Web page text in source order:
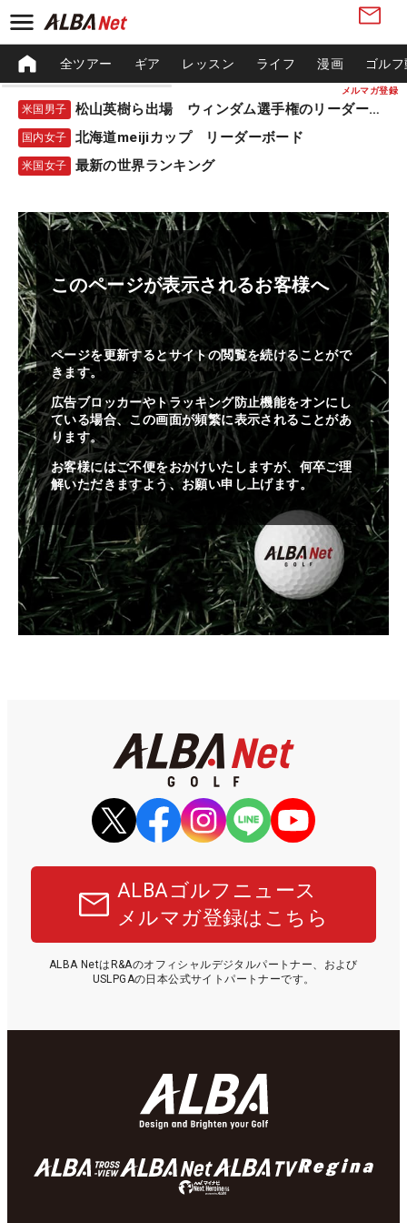
メルマガ登録
全ツアー ギア レッスン ライフ 漫画 ゴル
米国男子 松山英樹ら出場 ウィンダム選手権のリーダーボード
国内女子 北海道meijiカップ リーダーボード
米国女子 最新の世界ランキング
このページが表示されるお客様へ
ページを更新するとサイトの閲覧を続けることがで
きます。
広告ブロッカーやトラッキング防止機能をオンにし
ている場合、この画面が頻繁に表示されることがあ
ります。
お客様にはご不便をおかけいたしますが、何卒ご理
解いただきますよう、お願い申し上げます。
ALBAゴルフニュース
メルマガ登録はこちら
ALBA NetはR&Aのオフィシャルデジタルパートナー、および
USLPGAの日本公式サイトパートナーです。